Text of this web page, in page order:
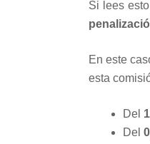
Si lees
En este
esta
Del
Del